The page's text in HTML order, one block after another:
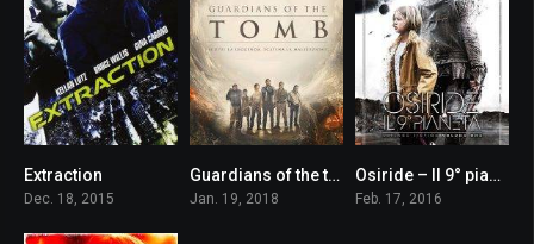
Extraction
Dec. 18, 2015
4.5Guardians of the tomb
Jan. 19, 2018
5.6
Osiride – Il 9° pianeta
Feb. 17, 2016